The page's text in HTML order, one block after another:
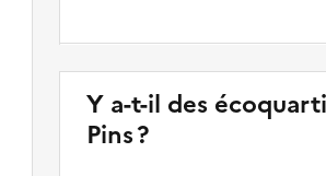
Y a-t-il des
Pins ?